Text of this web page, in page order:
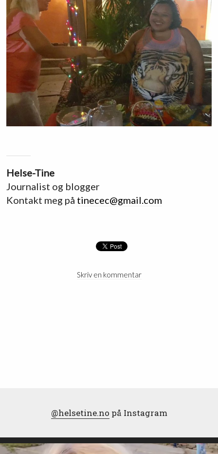
Helse-Tine
Journalist og blogger
Kontakt meg på tinecec@gmail.com
Skriv en kommentar
@helsetine.no på Instagram